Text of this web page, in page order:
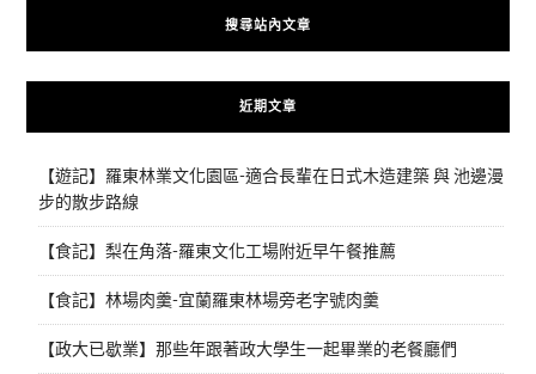
搜尋站內文章
近期文章
【遊記】羅東林業文化園區-適合長輩在日式木造建築 與 池邊漫
步的散步路線
【食記】梨在角落-羅東文化工場附近早午餐推薦
【食記】林場肉羹-宜蘭羅東林場旁老字號肉羹
【政大已歇業】那些年跟著政大學生一起畢業的老餐廳們